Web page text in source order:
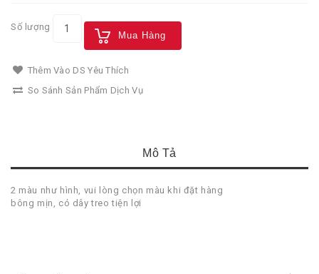
Số lượng
Mua Hàng
Thêm Vào DS Yêu Thích
So Sánh Sản Phẩm Dịch Vụ
Mô Tả
2 màu như hình, vui lòng chọn màu khi đặt hàng
bông mịn, có dây treo tiện lợi